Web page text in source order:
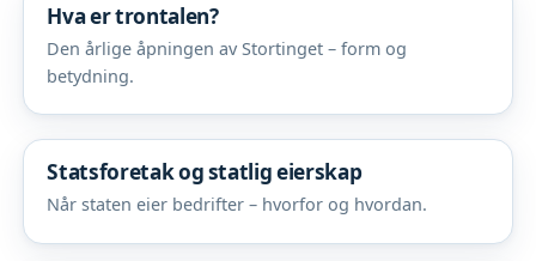
Hva er trontalen?
Den årlige åpningen av Stortinget – form og
betydning.
Statsforetak og statlig eierskap
Når staten eier bedrifter – hvorfor og hvordan.